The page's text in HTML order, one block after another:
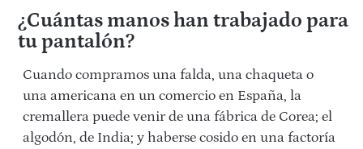
¿Cuántas manos han trabajado para
tu pantalón?
Cuando compramos una falda, una chaqueta o
una americana en un comercio en España, la
cremallera puede venir de una fábrica de Corea; el
algodón, de India; y haberse cosido en una factoría